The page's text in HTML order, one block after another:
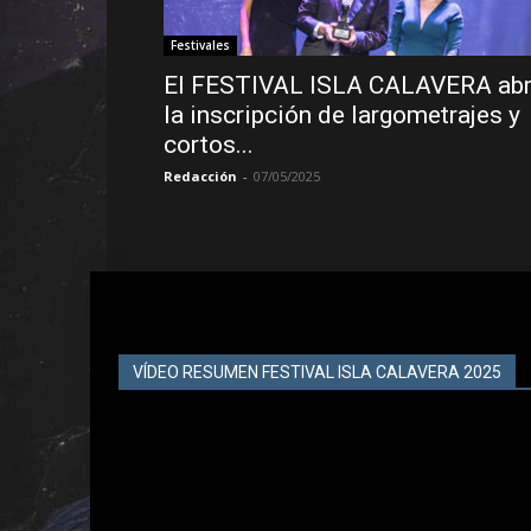
Festivales
El FESTIVAL ISLA CALAVERA
la inscripción de largometrajes y
cortos...
Redacción - 07/05/2025
VÍDEO RESUMEN FESTIVAL ISLA CALAVERA 2025